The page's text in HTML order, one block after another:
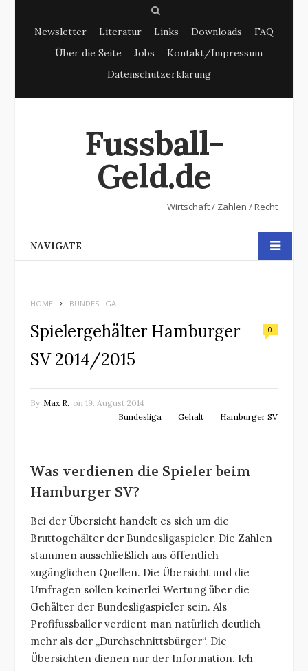
e
r
Newsletter Literatur Links Downloads
FAQ
Über die Seite
Jobs
Kontakt/Impressum
Datenschutzerklärung
Fussball-
Geld.de
Wirtschaft / Zahlen / Recht
NAVIGATE
HOME BUNDESLIGA
Spielergehälter Hamburger
SV 2014/2015
0
By Max R. on 19. August 2014
Bundesliga
Gehalt Hamburger SV
Was verdienen die Spieler beim
Hamburger SV?
Bei der Übersicht handelt es sich um die
Bruttogehälter der Bundesligaspieler. Die Zahlen
stammen ausschließlich aus öffentlich
zugänglichen Quellen. Die Übersicht und die
Umfragen sollen keinerlei Wertung über die
Gehälter der Bundesligaspieler sein. Als
Profifussballer verdient man natürlich deutlich
mehr als der „Durchschnittsbürger“. Die
Übersichten dienen nur der Information. Ich